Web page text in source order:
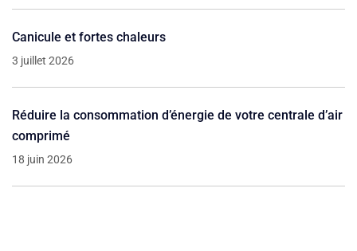
Canicule et fortes chaleurs
3 juillet 2026
Réduire la consommation d’énergie de votre centrale d’air
comprimé
18 juin 2026